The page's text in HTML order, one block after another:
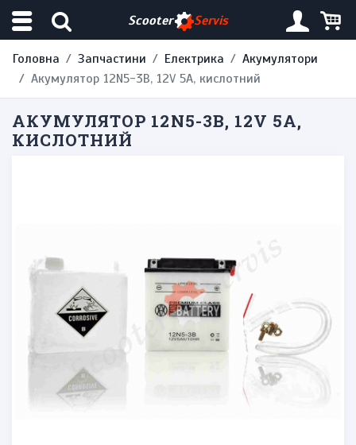
Scooter Servis
Головна Запчастини Електрика
Акумулятори
Акумулятор 12N5-3B, 12V 5A, кислотний
АКУМУЛЯТОР 12N5-3B, 12V 5A,
КИСЛОТНИЙ